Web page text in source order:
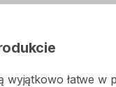
wyjątkowo łatwe w